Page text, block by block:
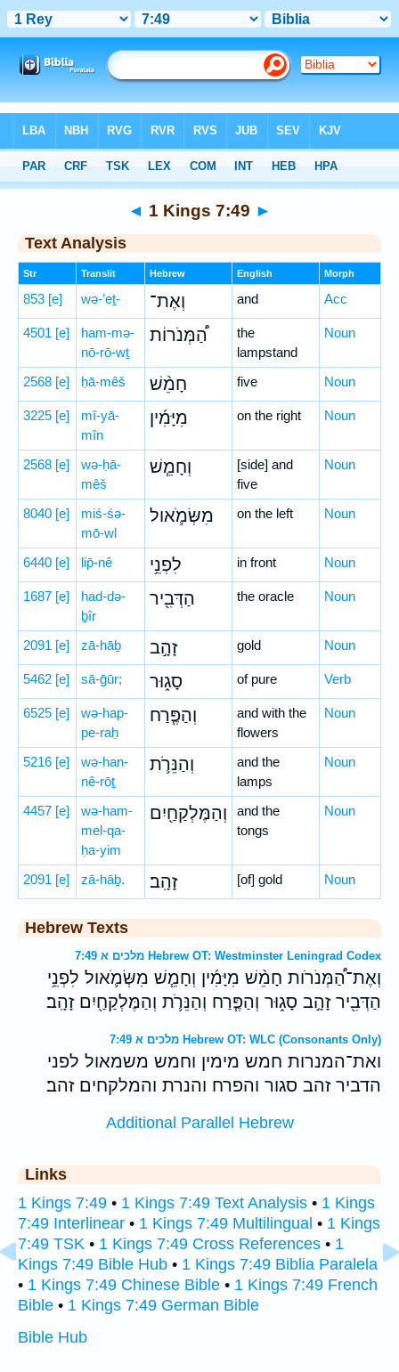
Hebrew> 1 Kings 7:49
◄ 1 Kings 7:49 ►
Text Analysis
Str Translit Hebrew English Morph
853 [e] wə-’eṯ- וְאֶת־ and Acc
4501 [e]
ham-mə-
nō-rō-wṯ
הַ֠מְּנֹרוֹת
the
lampstand
Noun
2568 [e] ḥā-mêš חָמֵ֨שׁ five Noun
3225 [e]
mî-yā-
mîn
מִיָּמִ֜ין on the right Noun
2568 [e]
wə-ḥā-
mêš
וְחָמֵ֧שׁ
[side] and
five
Noun
8040 [e]
miś-śə-
mō-wl
מִשְּׂמֹ֛אול on the left Noun
6440 [e] lip̄-nê לִפְנֵ֥י in front Noun
1687 [e]
had-də-
ḇîr
הַדְּבִ֖יר the oracle Noun
2091 [e] zā-hāḇ זָהָ֣ב gold Noun
5462 [e] sā-ḡūr; סָג֑וּר of pure Verb
6525 [e]
wə-hap-
pe-raḥ
וְהַפֶּ֧רַח
and with the
flowers
Noun
5216 [e]
wə-han-
nê-rōṯ
וְהַנֵּרֹ֛ת
and the
lamps
Noun
4457 [e]
wə-ham-
mel-qa-
ḥa-yim
וְהַמֶּלְקַחַ֖יִם
and the
tongs
Noun
2091 [e] zā-hāḇ. זָהָֽב׃ [of] gold Noun
Hebrew Texts
מלכים א 7:49 Hebrew OT: Westminster Leningrad Codex
וְאֶת־הַ֠מְּנֹרֹות חָמֵ֨שׁ מִיָּמִ֜ין וְחָמֵ֧שׁ מִשְּׂמֹ֛אול לִפְנֵ֥י
הַדְּבִ֖יר זָהָ֣ב סָג֑וּר וְהַפֶּ֧רַח וְהַנֵּרֹ֛ת וְהַמֶּלְקַחַ֖יִם זָהָֽב׃
מלכים א 7:49 Hebrew OT: WLC (Consonants Only)
ואת־המנרות חמש מימין וחמש משמאול לפני
הדביר זהב סגור והפרח והנרת והמלקחים זהב׃
Additional Parallel Hebrew
Links
1 Kings 7:49 • 1 Kings 7:49 Text Analysis • 1 Kings
7:49 Interlinear • 1 Kings 7:49 Multilingual • 1 Kings
7:49 TSK • 1 Kings 7:49 Cross References • 1
Kings 7:49 Bible Hub • 1 Kings 7:49 Biblia Paralela
• 1 Kings 7:49 Chinese Bible • 1 Kings 7:49 French
Bible • 1 Kings 7:49 German Bible
Bible Hub